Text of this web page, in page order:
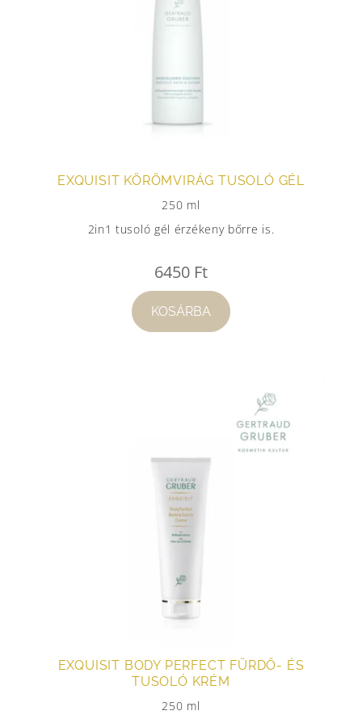
EXQUISIT KÖRÖMVIRÁG TUSOLÓ GÉL
250 ml
2in1 tusoló gél érzékeny bőrre is.
6450 Ft
KOSÁRBA
EXQUISIT BODY PERFECT FÜRDŐ- ÉS
TUSOLÓ KRÉM
250 ml